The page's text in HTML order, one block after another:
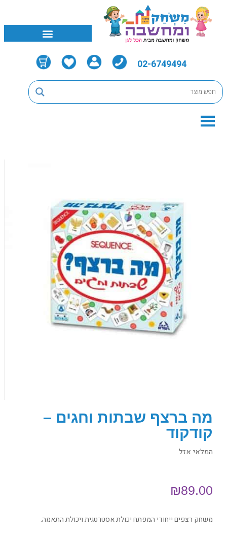
02-6749494
מה ברצף שבתות וחגים –
קודקוד
המלאי אזל
₪89.00
משחק רצפים ייחודי המפתח יכולת אסטרטגית ויכולת התאמה.